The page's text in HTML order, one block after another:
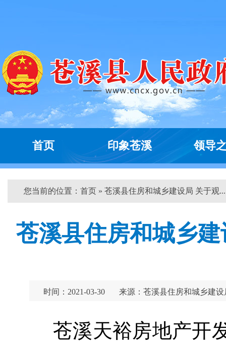
首页 印象苍溪 领导
您当前的位置： 首页 » 苍溪县住房和城乡建设局 关于观
苍溪县住房和城乡
时间：2021-03-30 来源：苍溪县住房和城乡建设
苍溪天裕房地产开